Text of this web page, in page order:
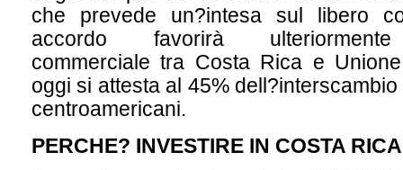
che prevede un?intesa sul libero
accordo favorirà ulteriormente
commerciale tra Costa Rica e
oggi si attesta al 45%
centroamericani.
PERCHE? INVESTIRE IN COSTA RICA